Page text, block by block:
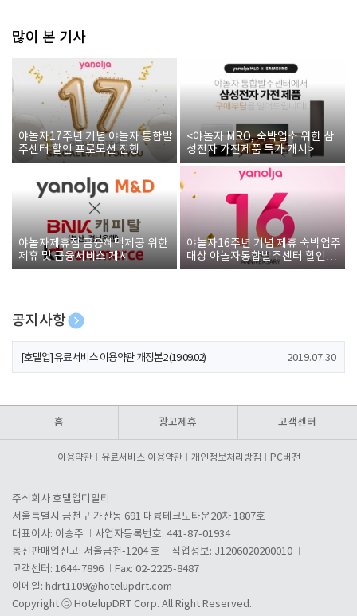
많이 본 기사
야놀자17주년 기념 야놀자 통합발
주센터 할인 프로모션 진행
<야놀자 MRO, 숙박업소 위한 삼
성전자 가전제품 특가 개시>
야놀자제휴점 금융혜택제공 위한
제휴 및 금융서비스 게시
야놀자16주년 기념 제휴 숙박업주
대상 야놀자통합발주센터 할인쿠
폰 증정
공지사항
[호텔업] 개인정보 처리방침 개정본1 (19.09.02)
[호텔업] 유료서비스 이용약관 개정본2 (19.09.02) 2019.07.30
홈 광고제휴 고객센터
이용약관 유료서비스 이용약관 개인정보처리방침 PC버전
주식회사 호텔업디알티
서울특별시 금천구 가산동 691 대륭테크노타운20차 1807호
대표이사: 이송주
사업자등록번호: 441-87-01934
통신판매업신고: 서울금천-1204 호
직업정보: J1206020200010
고객센터: 1644-7896
Fax: 02-2225-8487
이메일: hdrt1109@hotelupdrt.com
Copyright ⓒ HotelupDRT Corp. All Right Reserved.